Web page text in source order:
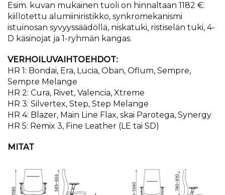
Esim. kuvan mukainen tuoli on hinnaltaan 1182 €:
kiillotettu alumiiniristikko, synkromekanismi
istuinosan syvyyssäädöllä, niskatuki, ristiselän tuki, 4-
D käsinojat ja 1-ryhmän kangas.
VERHOILUVAIHTOEHDOT:
HR 1: Bondai, Era, Lucia, Oban, Oflum, Sempre,
Sempre Melange
HR 2: Cura, Rivet, Valencia, Xtreme
HR 3: Silvertex, Step, Step Melange
HR 4: Blazer, Main Line Flax, skai Parotega, Synergy
HR 5: Remix 3, Fine Leather (LE tai SD)
MITAT